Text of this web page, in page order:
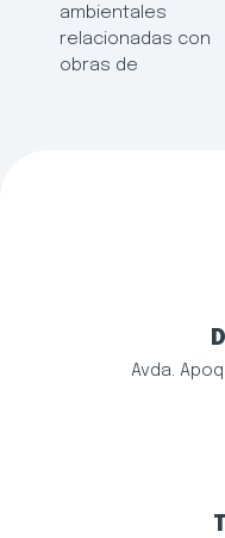
ambientales
relacionadas con
obras de
Avda.